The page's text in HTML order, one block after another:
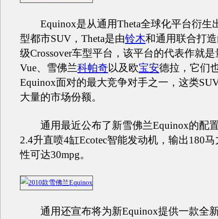
Equinox是从通用Theta全球化平台衍生
型都市SUV，Theta是由铃木和通用联合打
级Crossover车型平台，该平台的代表作就
Vue、雪佛兰科帕奇以及欧宝安德拉，它们
Equinox面对的最大竞争对手之一，这类
大量的市场份额。
通用最近公布了新雪佛兰Equinox的配
2.4升直喷4缸Ecotec智能发动机，输出180
性可达30mpg。
通用还宣布将为新Equinox提供一款全